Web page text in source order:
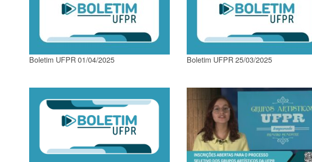
Boletim UFPR 01/04/2025 Boletim UFPR 25/03/2025